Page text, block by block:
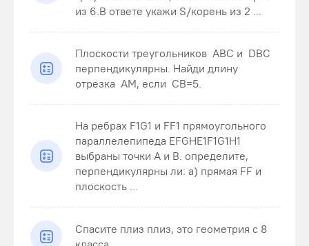
из 6.В ответе укажи S/корень из 2 ...
Плоскости треугольников ABC и DBC
перпендикулярны. Найди длину
отрезка AM , если CB=5 .
На ребрах F1G1 и FF1 прямоугольного
параллелепипеда EFGHE1F1G1H1
выбраны точки A и B. определите,
перпендикулярны ли: а) прямая FF и
плоскость ...
Спасите плиз плиз, это геометрия с 8